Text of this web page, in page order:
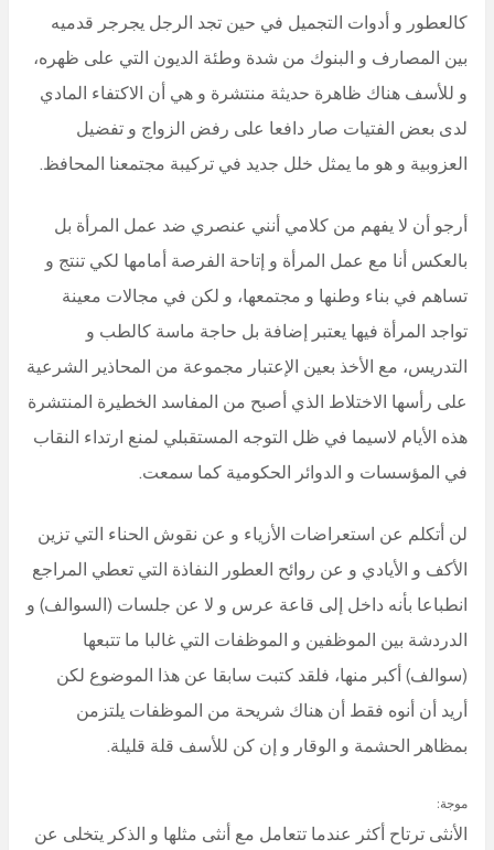
كالعطور و أدوات التجميل في حين تجد الرجل يجرجر قدميه
بين المصارف و البنوك من شدة وطئة الديون التي على ظهره،
و للأسف هناك ظاهرة حديثة منتشرة و هي أن الاكتفاء المادي
لدى بعض الفتيات صار دافعا على رفض الزواج و تفضيل
العزوبية و هو ما يمثل خلل جديد في تركيبة مجتمعنا المحافظ.
أرجو أن لا يفهم من كلامي أنني عنصري ضد عمل المرأة بل
بالعكس أنا مع عمل المرأة و إتاحة الفرصة أمامها لكي تنتج و
تساهم في بناء وطنها و مجتمعها، و لكن في مجالات معينة
تواجد المرأة فيها يعتبر إضافة بل حاجة ماسة كالطب و
التدريس، مع الأخذ بعين الإعتبار مجموعة من المحاذير الشرعية
على رأسها الاختلاط الذي أصبح من المفاسد الخطيرة المنتشرة
هذه الأيام لاسيما في ظل التوجه المستقبلي لمنع ارتداء النقاب
في المؤسسات و الدوائر الحكومية كما سمعت.
لن أتكلم عن استعراضات الأزياء و عن نقوش الحناء التي تزين
الأكف و الأيادي و عن روائح العطور النفاذة التي تعطي المراجع
انطباعا بأنه داخل إلى قاعة عرس و لا عن جلسات (السوالف) و
الدردشة بين الموظفين و الموظفات التي غالبا ما تتبعها
(سوالف) أكبر منها، فلقد كتبت سابقا عن هذا الموضوع لكن
أريد أن أنوه فقط أن هناك شريحة من الموظفات يلتزمن
بمظاهر الحشمة و الوقار و إن كن للأسف قلة قليلة.
موجة:
الأنثى ترتاح أكثر عندما تتعامل مع أنثى مثلها و الذكر يتخلى عن